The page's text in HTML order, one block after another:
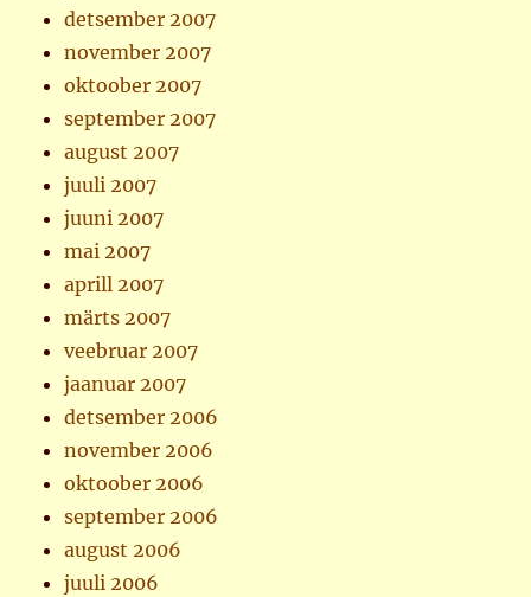
detsember 2007
november 2007
oktoober 2007
september 2007
august 2007
juuli 2007
juuni 2007
mai 2007
aprill 2007
märts 2007
veebruar 2007
jaanuar 2007
detsember 2006
november 2006
oktoober 2006
september 2006
august 2006
juuli 2006